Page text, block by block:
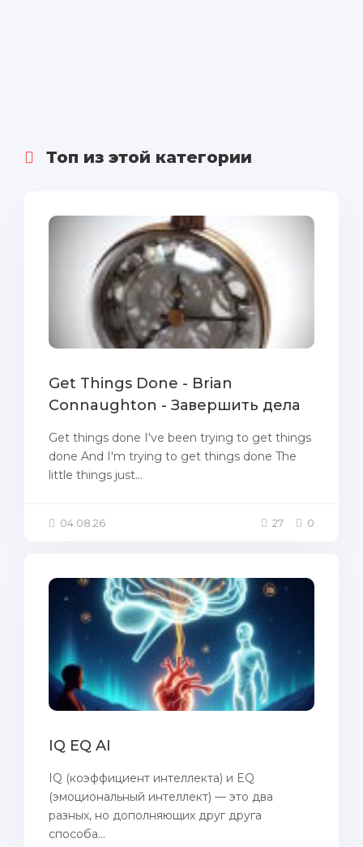
Топ из этой категории
Get Things Done - Brian
Connaughton - Завершить дела
Get things done I've been trying to get things
done And I'm trying to get things done The
little things just...
04.08.26 27 0
IQ EQ AI
IQ (коэффициент интеллекта) и EQ
(эмоциональный интеллект) — это два
разных, но дополняющих друг друга
способа...